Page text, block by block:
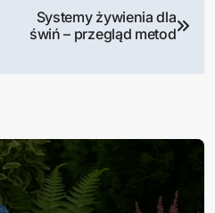
Systemy żywienia dla
świń – przegląd metod